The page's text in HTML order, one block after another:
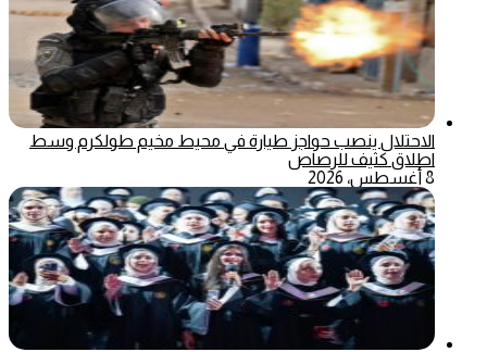
الاحتلال ينصب حواجز طيارة في محيط مخيم طولكرم وسط
اطلاق كثيف للرصاص
8 أغسطس، 2026